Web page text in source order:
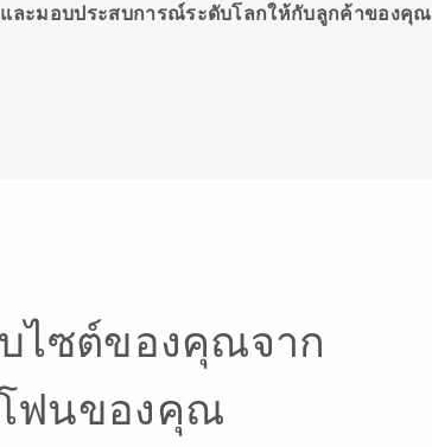
ละมอบประสบการณ์ระดับโลกให้กับลูกค้าของคุณ
บไซต์ของคุณจาก
ฟนของคุณ